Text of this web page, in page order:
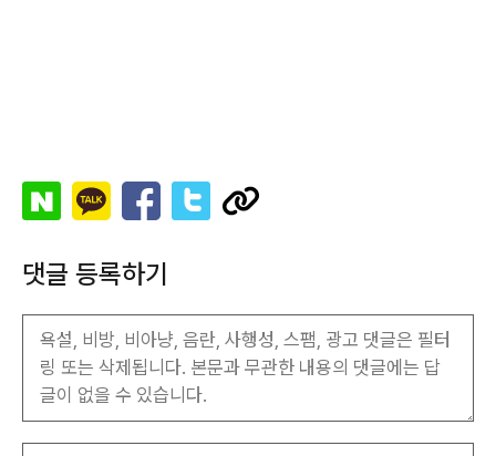
댓글 등록하기